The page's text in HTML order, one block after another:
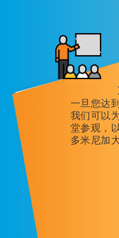
一旦您达
我们可以
堂参观，
多米尼加